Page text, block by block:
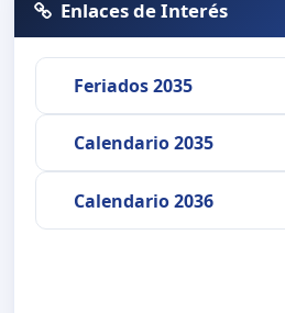
Enlaces de Interés
Feriados 2035
Calendario 2035
Calendario 2036